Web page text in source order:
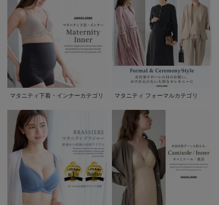
マタニティ下着・インナーカテゴリ マタニティ フォーマルカテゴリ